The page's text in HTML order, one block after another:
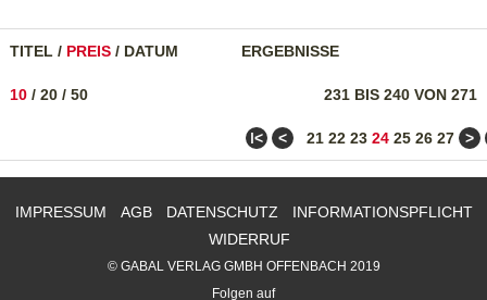
TITEL / PREIS / DATUM ERGEBNISSE
231 BIS 240 VON 271
10 / 20 / 50
ǀ< < 21 22 23 24 25 26 27 >
IMPRESSUM AGB DATENSCHUTZ
INFORMATIONSPFLICHT
WIDERRUF
© GABAL VERLAG GMBH OFFENBACH 2019
Folgen auf